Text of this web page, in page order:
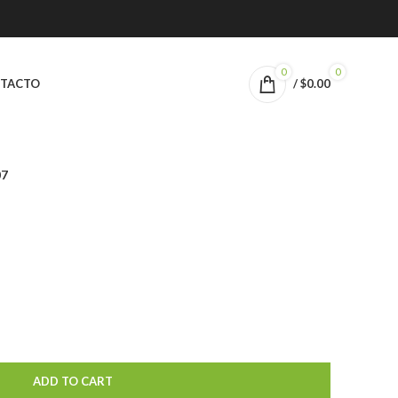
0 0
/$0.00
ADD TO CART